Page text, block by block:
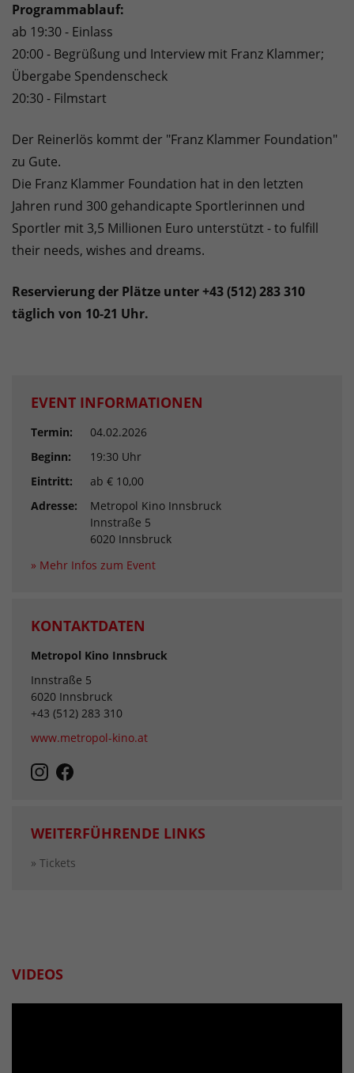
Programmablauf:
ab 19:30 - Einlass
20:00 - Begrüßung und Interview mit Franz Klammer;
Übergabe Spendenscheck
20:30 - Filmstart
Der Reinerlös kommt der "Franz Klammer Foundation"
zu Gute.
Die Franz Klammer Foundation hat in den letzten
Jahren rund 300 gehandicapte Sportlerinnen und
Sportler mit 3,5 Millionen Euro unterstützt - to fulfill
their needs, wishes and dreams.
Reservierung der Plätze unter +43 (512) 283 310
täglich von 10-21 Uhr.
EVENT INFORMATIONEN
Termin:
04.02.2026
Beginn:
19:30 Uhr
Eintritt:
ab € 10,00
Adresse:
Metropol Kino Innsbruck
Innstraße 5
6020 Innsbruck
» Mehr Infos zum Event
KONTAKTDATEN
Metropol Kino Innsbruck
Innstraße 5
6020 Innsbruck
+43 (512) 283 310
www.metropol-kino.at
WEITERFÜHRENDE LINKS
» Tickets
VIDEOS